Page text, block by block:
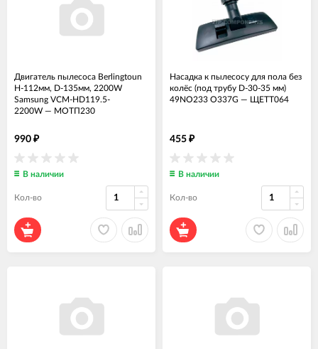
Двигатель пылесоса Berlingtoun
H-112мм, D-135мм, 2200W
Samsung VCM-HD119.5-
2200W — МОТП230
990 ₽
В наличии
Кол-во
Насадка к пылесосу для пола без
колёс (под трубу D-30-35 мм)
49NO233 O337G — ЩЕТТ064
455 ₽
В наличии
Кол-во